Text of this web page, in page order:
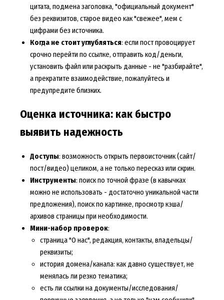
цитата, подмена заголовка, "официальный документ"
без реквизитов, старое видео как "свежее", мем с
цифрами без источника.
Когда не стоит углубляться: если пост провоцирует
срочно перейти по ссылке, отправить код/деньги,
установить файл или раскрыть данные - не "разбирайте",
а прекратите взаимодействие, пожалуйтесь и
предупредите близких.
Оценка источника: как быстро
выявить надежность
Доступы: возможность открыть первоисточник (сайт/
пост/видео) целиком, а не только пересказ или скрин.
Инструменты: поиск по точной фразе (в кавычках
можно не использовать - достаточно уникальной части
предложения), поиск по картинке, просмотр кэша/
архивов страницы при необходимости.
Мини-набор проверок:
страница "О нас", редакция, контакты, владельцы/
реквизиты;
история домена/канала: как давно существует, не
менялась ли резко тематика;
есть ли ссылки на документы/исследования/